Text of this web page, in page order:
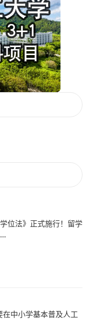
位法》正式施行！留学
中小学基本普及人工